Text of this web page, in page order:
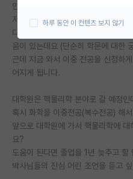
대학원 합격 후기 게시판
연구실(PI) 홍보 게시판
석박사 채용 정보 게시판
임용 정보 게시판
학부 인턴 게시판
취업 게시판
임용 후기 게시판
안녕하세요 박사님들!
저는 현재 물리학과 3학년 재학 중인
다름이 아니라 개인적으로 물리학
음이 있는데요 (단순히 학문에 대한
근데 지금 와서 이중 전공을 신청하
어지게 됩니다.
대학원은 핵물리학 분야로 갈 예정인데
혹시 화학을 이중전공(복수전공) 해
앞으로 대학원에 가서 핵물리학에
요?
도움이 된다면 졸업을 1년 늦추고 할
박사님들의 진심 어린 조언을 듣고
하루 동안 이 컨텐츠 보지 않기